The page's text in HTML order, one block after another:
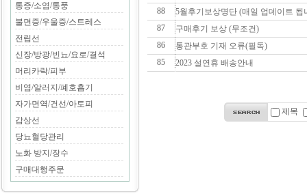
통증/소염/통풍
불면증/우울증/스트레스
전립선
신장/방광/빈뇨/요로/결석
머리카락/피부
비염/알러지/폐호흡기
자가면역/건선/아토피
갑상선
당뇨혈당관리
노화 방지/장수
구매대행주문
88
5월후기보상명단 (매일 업데이트 됩
87
구매후기 보상 (무조건)
86
통관부호 기재 오류(필독)
85
2023 설연휴 배송안내
제목